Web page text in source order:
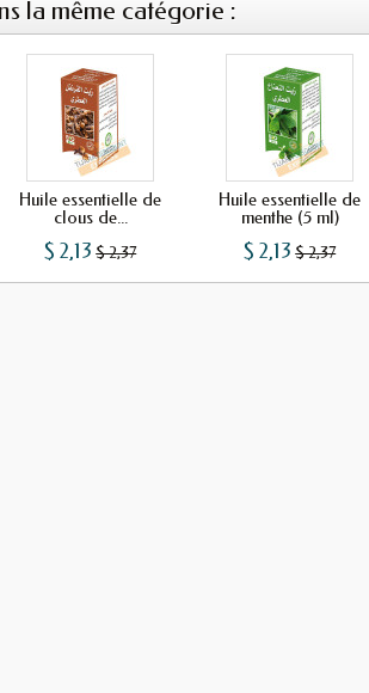
la même catégorie :
Huile essentielle de
clous de...
$ 2,13 $ 2,37
Huile essentielle de
menthe (5 ml)
$ 2,13 $ 2,37